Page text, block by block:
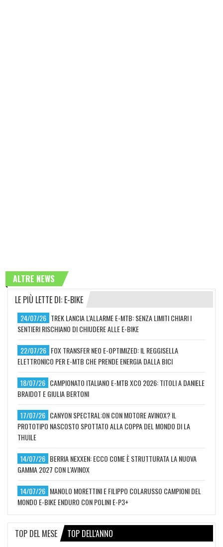
ALTRE NEWS
LE PIÙ LETTE DI: E-BIKE
24/07/26 TREK LANCIA L'ALLARME E-MTB: SENZA LIMITI CHIARI I
SENTIERI RISCHIANO DI CHIUDERE ALLE E-BIKE
22/07/26 FOX TRANSFER NEO E-OPTIMIZED: IL REGGISELLA
ELETTRONICO PER E-MTB CHE PRENDE ENERGIA DALLA BICI
18/07/26 CAMPIONATO ITALIANO E-MTB XCO 2026: TITOLI A DANIELE
BRAIDOT E GIULIA BERTONI
17/07/26 CANYON SPECTRAL:ON CON MOTORE AVINOX? IL
PROTOTIPO NASCOSTO SPOTTATO ALLA COPPA DEL MONDO DI LA
THUILE
14/07/26 BERRIA NEXXEN: ECCO COME È STRUTTURATA LA NUOVA
GAMMA 2027 CON L'AVINOX
14/07/26 MANOLO MORETTINI E FILIPPO COLARUSSO CAMPIONI DEL
MONDO E-BIKE ENDURO CON POLINI E-P3+
TOP DEL MESE TOP DELL'ANNO